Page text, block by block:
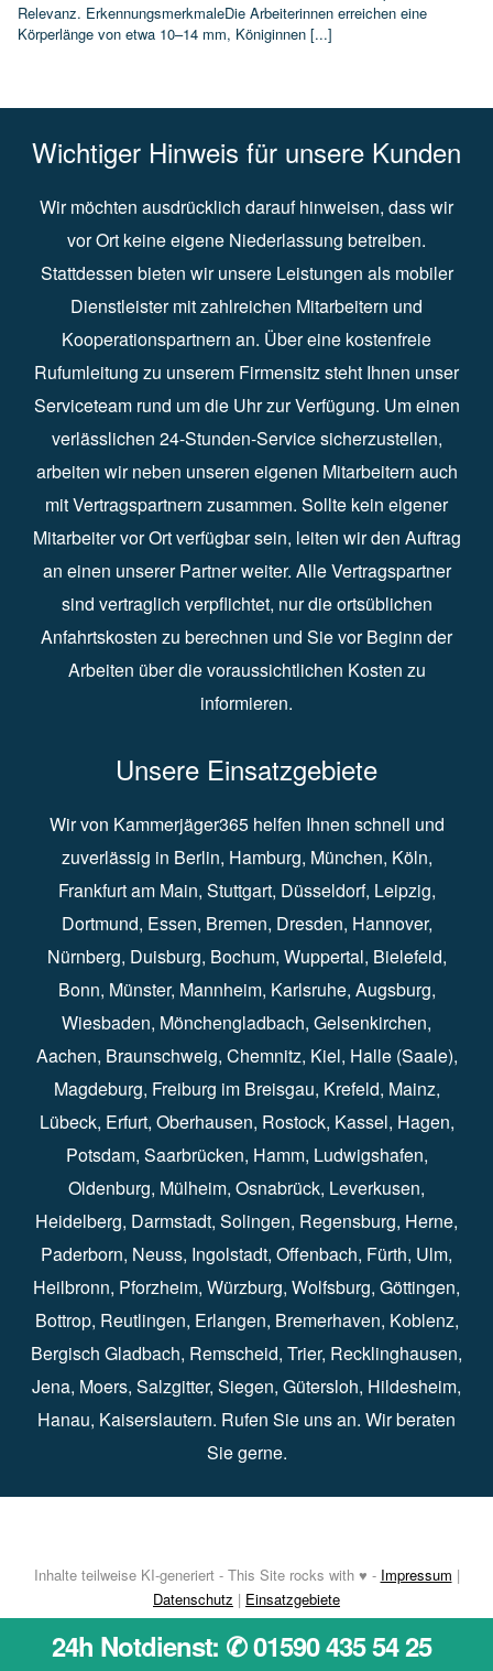
Relevanz. ErkennungsmerkmaleDie Arbeiterinnen erreichen eine
Körperlänge von etwa 10–14 mm, Königinnen [...]
Wichtiger Hinweis für unsere Kunden
Wir möchten ausdrücklich darauf hinweisen, dass wir
vor Ort keine eigene Niederlassung betreiben.
Stattdessen bieten wir unsere Leistungen als mobiler
Dienstleister mit zahlreichen Mitarbeitern und
Kooperationspartnern an. Über eine kostenfreie
Rufumleitung zu unserem Firmensitz steht Ihnen unser
Serviceteam rund um die Uhr zur Verfügung. Um einen
verlässlichen 24-Stunden-Service sicherzustellen,
arbeiten wir neben unseren eigenen Mitarbeitern auch
mit Vertragspartnern zusammen. Sollte kein eigener
Mitarbeiter vor Ort verfügbar sein, leiten wir den Auftrag
an einen unserer Partner weiter. Alle Vertragspartner
sind vertraglich verpflichtet, nur die ortsüblichen
Anfahrtskosten zu berechnen und Sie vor Beginn der
Arbeiten über die voraussichtlichen Kosten zu
informieren.
Unsere Einsatzgebiete
Wir von Kammerjäger365 helfen Ihnen schnell und
zuverlässig in Berlin⁠, Hamburg⁠, München, Köln⁠,
Frankfurt am Main⁠, Stuttgart⁠, Düsseldorf⁠, Leipzig⁠,
Dortmund⁠, Essen⁠, Bremen⁠, Dresden⁠, Hannover⁠,
Nürnberg⁠, Duisburg⁠⁠, Bochum⁠, Wuppertal⁠⁠, Bielefeld⁠⁠,
Bonn⁠⁠, Münster⁠⁠, Mannheim⁠, Karlsruhe⁠, Augsburg⁠,
Wiesbaden⁠⁠, Mönchengladbach⁠, Gelsenkirchen⁠⁠,
Aachen⁠⁠, Braunschweig⁠, Chemnitz⁠⁠, Kiel⁠, Halle (Saale)⁠⁠,
Magdeburg⁠, Freiburg im Breisgau⁠⁠, Krefeld⁠⁠, Mainz⁠⁠,
Lübeck⁠, Erfurt⁠, Oberhausen⁠⁠, Rostock⁠⁠, Kassel⁠⁠, Hagen⁠,
Potsdam⁠, Saarbrücken⁠⁠, Hamm⁠, Ludwigshafen⁠,
Oldenburg⁠, Mülheim⁠, Osnabrück⁠⁠, Leverkusen⁠,
Heidelberg⁠, Darmstadt⁠⁠, Solingen⁠, Regensburg⁠, Herne⁠⁠,
Paderborn⁠, Neuss⁠, Ingolstadt⁠, Offenbach, Fürth⁠⁠, Ulm⁠⁠,
Heilbronn⁠, Pforzheim⁠, Würzburg⁠, Wolfsburg⁠⁠, Göttingen⁠,
Bottrop⁠, Reutlingen⁠, Erlangen⁠⁠, Bremerhaven⁠, Koblenz⁠,
Bergisch Gladbach⁠, Remscheid⁠⁠, Trier⁠⁠, Recklinghausen⁠,
Jena⁠⁠, Moers⁠⁠, Salzgitter⁠⁠, Siegen⁠⁠, Gütersloh⁠, Hildesheim⁠⁠,
Hanau⁠, Kaiserslautern⁠⁠. Rufen Sie uns an. Wir beraten
Sie gerne.
Inhalte teilweise KI-generiert - This Site rocks with ♥ - Impressum |
Datenschutz | Einsatzgebiete
24h Notdienst: ✆ 01590 435 54 25